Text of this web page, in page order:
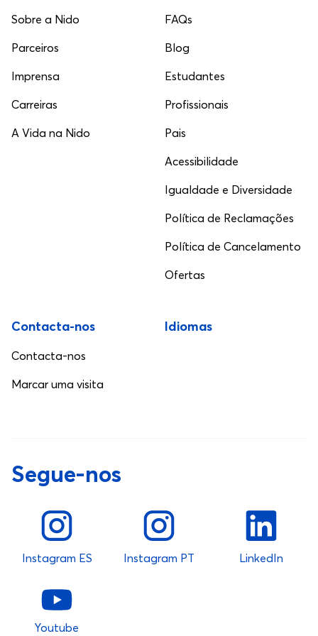
Sobre a Nido
Parceiros
Imprensa
Carreiras
A Vida na Nido
FAQs
Blog
Estudantes
Profissionais
Pais
Acessibilidade
Igualdade e Diversidade
Política de Reclamações
Política de Cancelamento
Ofertas
Contacta-nos
Contacta-nos
Marcar uma visita
Idiomas
Segue-nos
Instagram ES Instagram PT LinkedIn
Youtube